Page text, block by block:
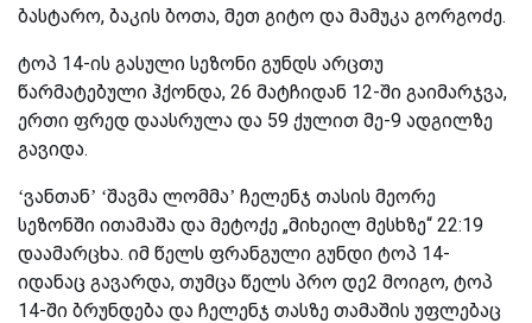
ბასტარო, ბაკის ბოთა, მეთ გიტო და მამუკა გორგოძე.
ტოპ 14-ის გასული სეზონი გუნდს არცთუ
წარმატებული ჰქონდა, 26 მატჩიდან 12-ში გაიმარჯვა,
ერთი ფრედ დაასრულა და 59 ქულით მე-9 ადგილზე
გავიდა.
‘ვანთან’ ‘შავმა ლომმა’ ჩელენჯ თასის მეორე
სეზონში ითამაშა და მეტოქე „მიხეილ მესხზე“ 22:19
დაამარცხა. იმ წელს ფრანგული გუნდი ტოპ 14-
იდანაც გავარდა, თუმცა წელს პრო დე2 მოიგო, ტოპ
14-ში ბრუნდება და ჩელენჯ თასზე თამაშის უფლებაც